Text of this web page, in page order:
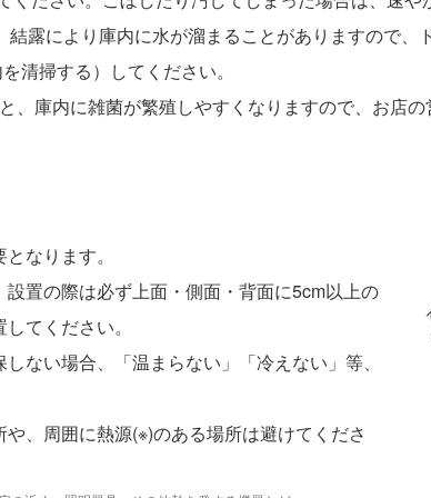
露により庫内に水が溜まることがありますので
清掃する）してください。
、庫内に雑菌が繁殖しやすくなりますので、お店
なります。
置の際は必ず上面・側面・背面に5cm以上の
てください。
ない場合、「温まらない」「冷えない」等、
、周囲に熱源(※)のある場所は避けてくださ